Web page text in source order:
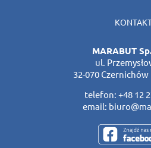
MARABUT
ul.
32-070
telefon: +48 12
email: